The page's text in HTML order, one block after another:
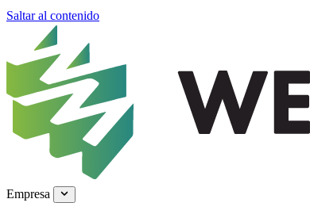
Saltar al contenido
Empresa